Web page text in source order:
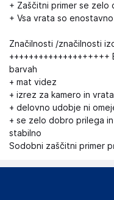
+ Zaščitni primer se zelo
+ Vsa vrata so
Značilnosti /značilnosti
barvah
+ mat videz
+ izrez za kamero in vrata
+ delovno udobje ni
+ se zelo dobro prilega
stabilno
Sodobni zaščitni primer